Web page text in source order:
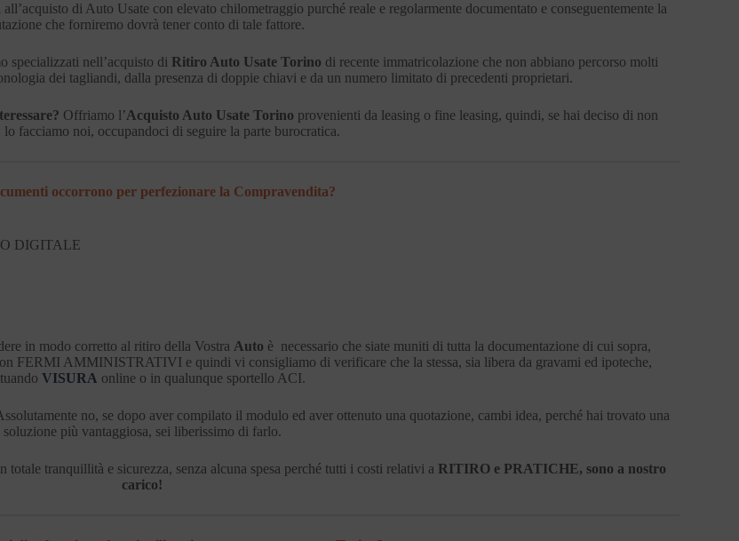
all’acquisto di Auto Usate con elevato chilometraggio purché reale e regolarmente documentato e conseguentemente la
che forniremo dovrà tener conto di tale fattore.
specializzati nell’acquisto di Ritiro Auto Usate Torino di recente immatricolazione che non abbiano percorso molti
dei tagliandi, dalla presenza di doppie chiavi e da un numero limitato di precedenti proprietari.
Offriamo l’Acquisto Auto Usate Torino provenienti da leasing o fine leasing, quindi, se hai deciso di non
lo facciamo noi, occupandoci di seguire la parte burocratica.
occorrono per perfezionare la Compravendita?
DIGITALE
in modo corretto al ritiro della Vostra Auto è necessario che siate muniti di tutta la documentazione di cui sopra,
FERMI AMMINISTRATIVI e quindi vi consigliamo di verificare che la stessa, sia libera da gravami ed ipoteche,
VISURA online o in qualunque sportello ACI.
no, se dopo aver compilato il modulo ed aver ottenuto una quotazione, cambi idea, perché hai trovato una
soluzione più vantaggiosa, sei liberissimo di farlo.
totale tranquillità e sicurezza, senza alcuna spesa perché tutti i costi relativi a RITIRO e PRATICHE, sono a nostro
carico!